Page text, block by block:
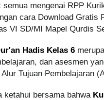
semua mengenai RPP
cara Download Gratis
VI SD/MI Mapel Qurdis
Hadis Kelas 6
dan asesmen
Tujuan Pembelajaran
ketahui bersama bahwa